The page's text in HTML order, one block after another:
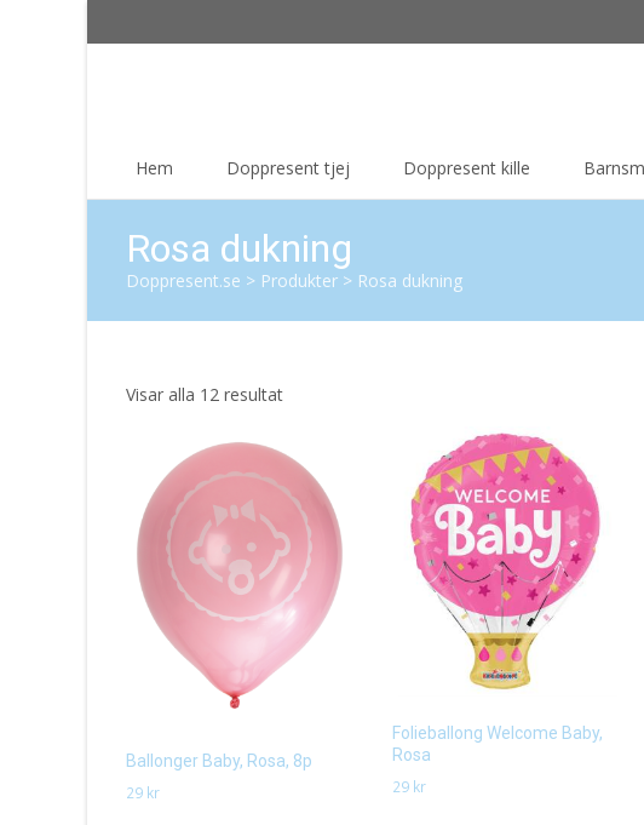
Hem Doppresent tjej Doppresent kille
Rosa dukning
Doppresent.se > Produkter > Rosa dukning
Visar alla 12 resultatSortera
senaste
Ballonger Baby, Rosa, 8p
29 kr
Folieballong Welcome Baby,
Rosa
29 kr